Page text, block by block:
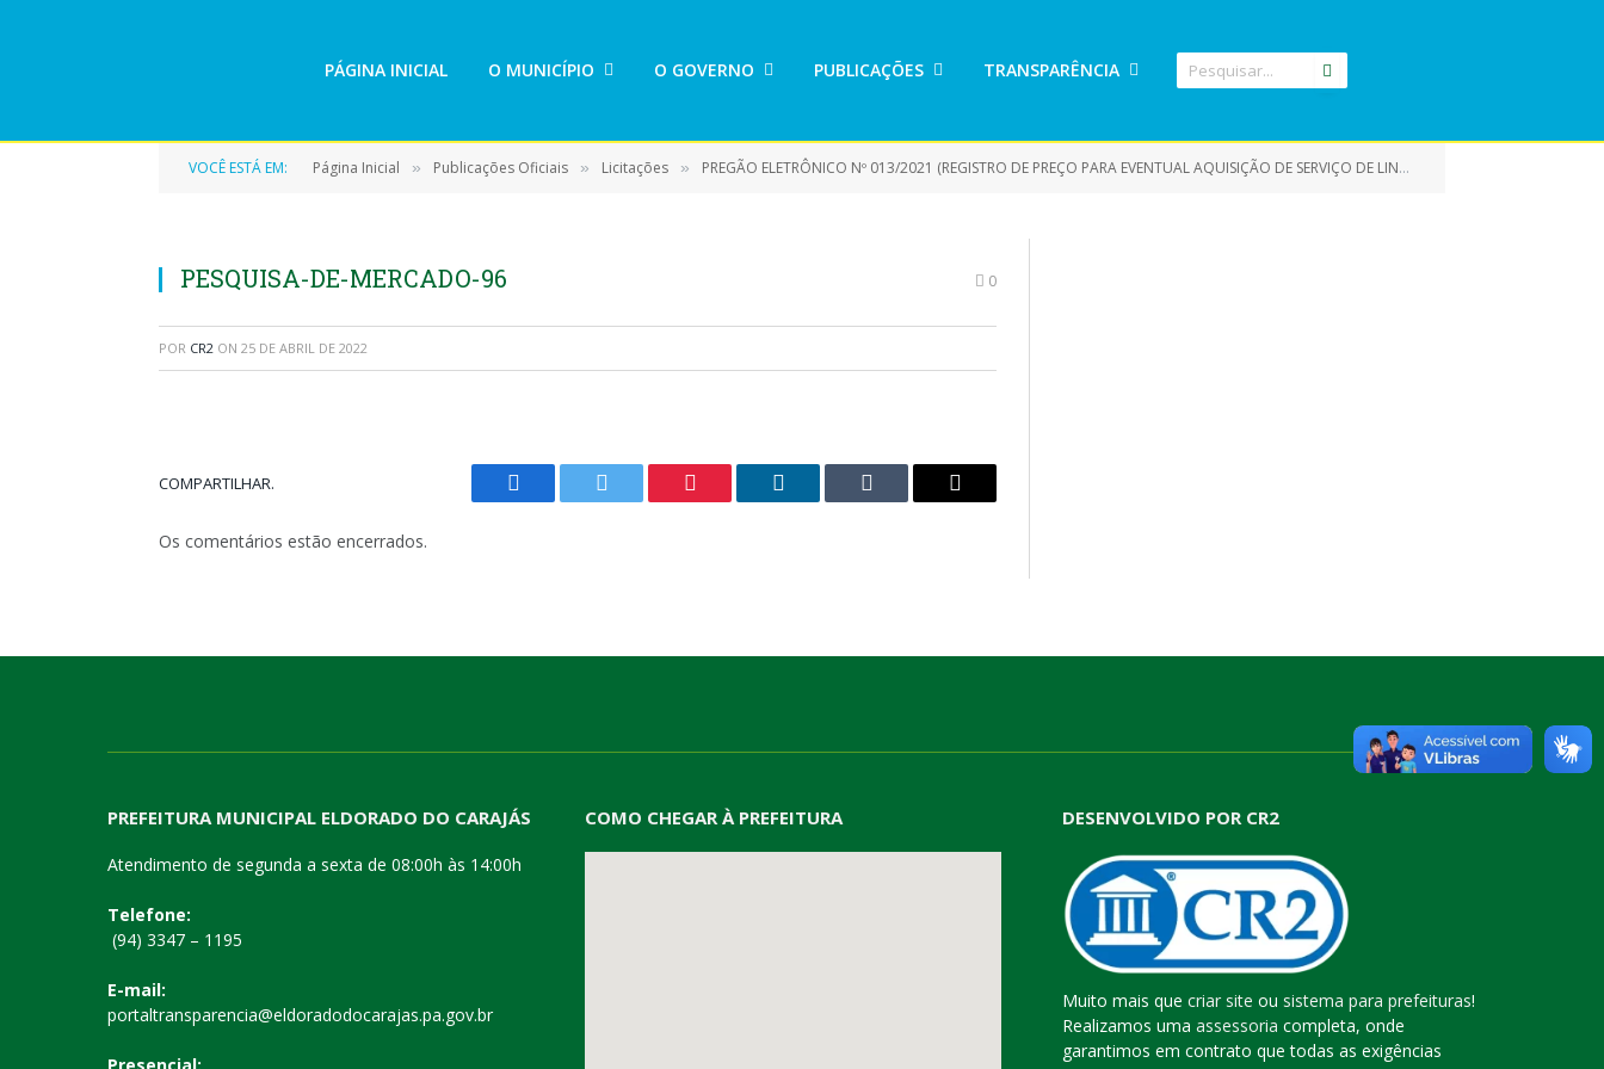
PÁGINA INICIAL O MUNICÍPIO O GOVERNO PUBLICAÇÕES TRANSPARÊNCIA
VOCÊ ESTÁ EM: Página Inicial » Publicações Oficiais » Licitações » PREGÃO ELETRÔNICO Nº 013/2021 (REGISTRO DE PREÇO PARA EVENTUAL AQUISIÇÃO DE SERVIÇO DE LINK DEDICADO DE INTERNET VIA FIBRA OPTICA)
PESQUISA-DE-MERCADO-96 0
POR CR2 ON 25 DE ABRIL DE 2022
COMPARTILHAR.
Facebook Twitter Pinterest LinkedIn Tumblr
E-
Os comentários estão encerrados.
PREFEITURA MUNICIPAL ELDORADO DO CARAJÁS
Atendimento de segunda a sexta de 08:00h às 14:00h
Telefone:
(94) 3347 – 1195
E-mail:
portaltransparencia@eldoradodocarajas.pa.gov.br
COMO CHEGAR À PREFEITURA DESENVOLVIDO POR CR2
Muito mais que criar site ou sistema para prefeituras!
Realizamos uma assessoria completa, onde
garantimos em contrato que todas as exigências